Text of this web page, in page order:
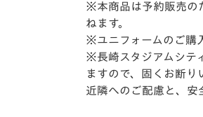
※本商品は予約販売の
ねます。
※ユニフォームのご購
※長崎スタジアムシテ
ますので、固くお断り
近隣へのご配慮と、安